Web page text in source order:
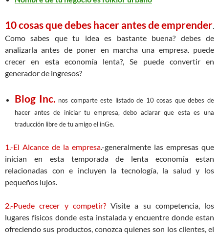
10 cosas que debes hacer antes de emprender.
Como sabes que tu idea es bastante buena? debes de
analizarla antes de poner en marcha una empresa. puede
crecer en esta economía lenta?, Se puede convertir en
generador de ingresos?
Blog Inc. nos comparte este listado de 10 cosas que debes de
hacer antes de iniciar tu empresa, debo aclarar que esta es una
traducción libre de tu amigo el inGe.
1.-El Alcance de la empresa.-generalmente las empresas que
inician en esta temporada de lenta economía estan
relacionadas con e incluyen la tecnología, la salud y los
pequeños lujos.
2.-Puede crecer y competir?Visite a su competencia, los
lugares físicos donde esta instalada y encuentre donde estan
ofreciendo sus productos, conozca quienes son los clientes, el